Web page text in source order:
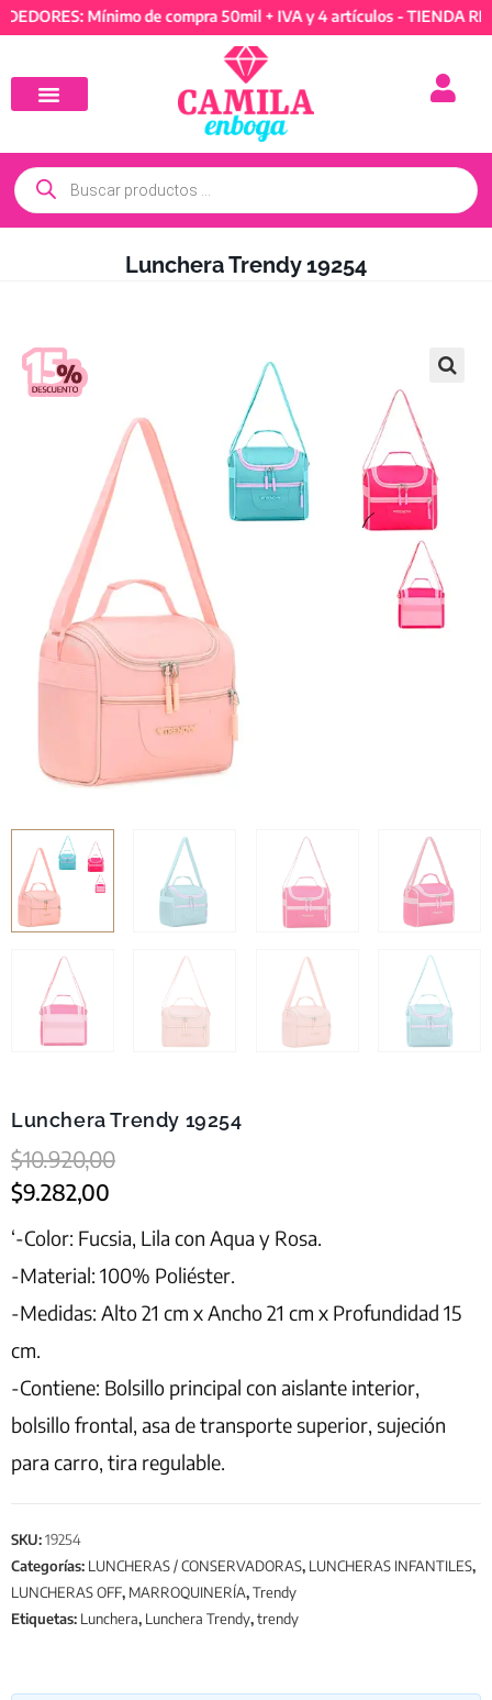
Mínimo de compra 50mil + IVA y 4 artículos - TIENDA
Lunchera Trendy 19254
Lunchera Trendy 19254
$10.920,00
$9.282,00
‘-Color: Fucsia, Lila con Aqua y Rosa.
-Material: 100% Poliéster.
-Medidas: Alto 21 cm x Ancho 21 cm x Profundidad 15
cm.
-Contiene: Bolsillo principal con aislante interior,
bolsillo frontal, asa de transporte superior, sujeción
para carro, tira regulable.
SKU:19254
Categorías: LUNCHERAS / CONSERVADORAS, LUNCHERAS INFANTILES,
LUNCHERAS OFF, MARROQUINERÍA,Trendy
Etiquetas: Lunchera, Lunchera Trendy,trendy